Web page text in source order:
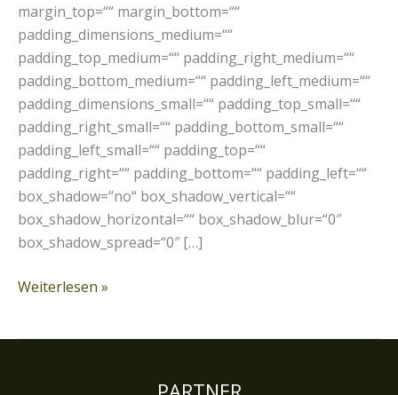
margin_top=““ margin_bottom=““
padding_dimensions_medium=““
padding_top_medium=““ padding_right_medium=““
padding_bottom_medium=““ padding_left_medium=““
padding_dimensions_small=““ padding_top_small=““
padding_right_small=““ padding_bottom_small=““
padding_left_small=““ padding_top=““
padding_right=““ padding_bottom=““ padding_left=““
box_shadow=“no“ box_shadow_vertical=““
box_shadow_horizontal=““ box_shadow_blur=“0″
box_shadow_spread=“0″ […]
Weiterlesen »